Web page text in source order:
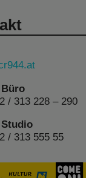
/ 313 228 – 290
/ 313 555 55